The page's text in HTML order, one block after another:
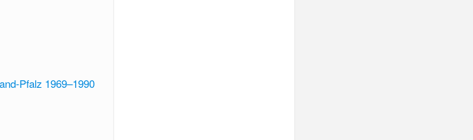
Pfalz 1969–1990